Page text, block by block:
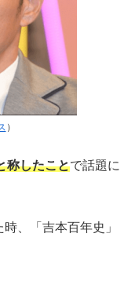
）
称したことで話題に
、「吉本百年史」